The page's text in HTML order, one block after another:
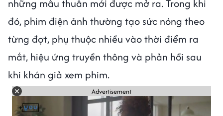
những mâu thuẫn mới được mở ra. Trong khi
đó, phim điện ảnh thường tạo sức nóng theo
từng đợt, phụ thuộc nhiều vào thời điểm ra
mắt, hiệu ứng truyền thông và phản hồi sau
khi khán giả xem phim.
Advertisement